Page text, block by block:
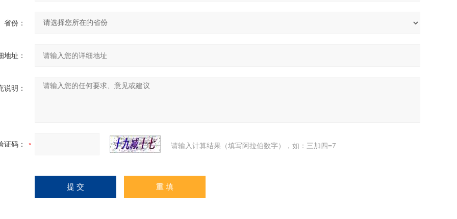
省份：
地址：
说明：
证码： 请输入计算结果（填写阿拉伯数字），如：三加四=7